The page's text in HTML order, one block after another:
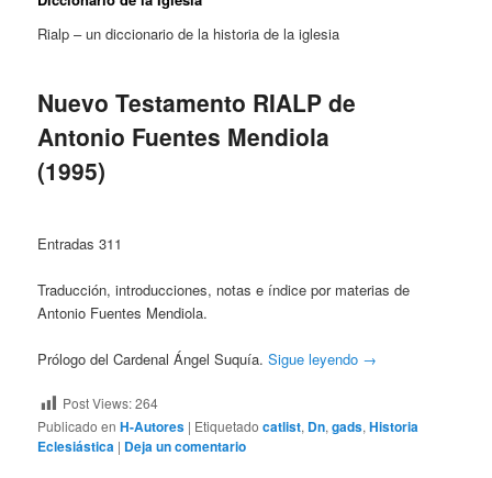
Rialp – un diccionario de la historia de la iglesia
Nuevo Testamento RIALP de
Antonio Fuentes Mendiola
(1995)
Entradas 311
Traducción, introducciones, notas e índice por materias de
Antonio Fuentes Mendiola.
Prólogo del Cardenal Ángel Suquía.Sigue leyendo →
Post Views:264
Publicado en H-Autores | Etiquetado catlist, Dn,gads,Historia
Eclesiástica | Deja un comentario